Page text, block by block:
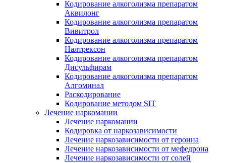
Кодирование алкоголизма препаратом
Аквилонг
Кодирование алкоголизма препаратом
Вивитрол
Кодирование алкоголизма препаратом
Налтрексон
Кодирование алкоголизма препаратом
Дисульфирам
Кодирование алкоголизма препаратом
Алгоминал
Раскодирование
Кодирование методом SIT
Лечение наркомании
Лечение наркомании
Кодировка от наркозависимости
Лечение наркозависимости от героина
Лечение наркозависимости от мефедрона
Лечение наркозависимости от солей